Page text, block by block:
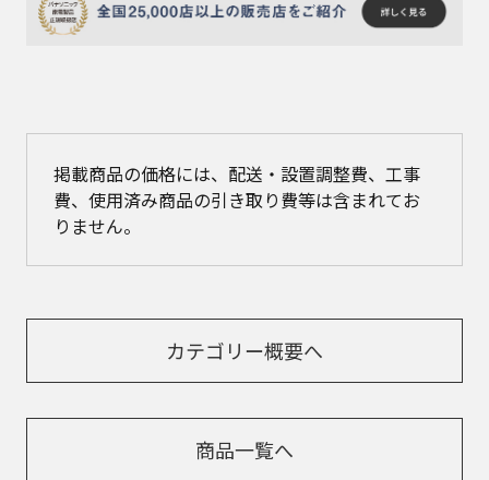
掲載商品の価格には、配送・設置調整費、工事
費、使用済み商品の引き取り費等は含まれてお
りません。
カテゴリー概要へ
商品一覧へ